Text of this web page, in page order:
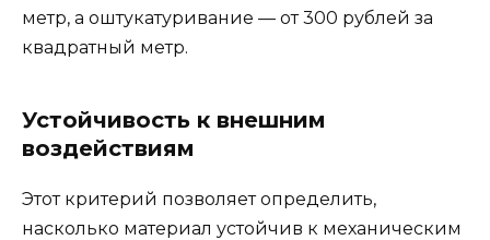
метр, а оштукатуривание — от 300 рублей за
квадратный метр.
Устойчивость к внешним
воздействиям
Этот критерий позволяет определить,
насколько материал устойчив к механическим